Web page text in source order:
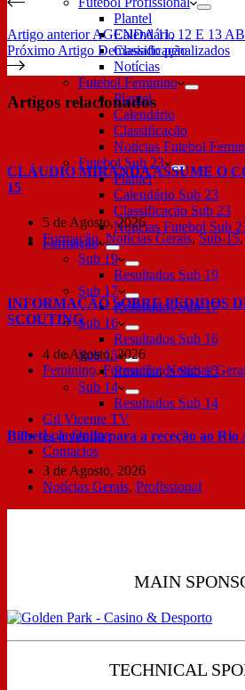
Plantel
Calendário
Classificação
Notícias
Futebol Feminino
Plantel
Calendário
Classificação
Notícias Futebol
Futebol Sub 23
Plantel
Calendário Sub 23
Classificação Sub 23
Notícias Futebol Sub
Formação
Sub 19
Resultados Sub 19
Sub 17
Resultados Sub 17
Sub 16
Resultados Sub 16
Sub 15
Resultados Sub 15
Sub 14
Resultados Sub 14
Gil Vicente TV
Loja Online
Contactos
Artigo anteriorAGENDA 11, 12 E 13
Próximo Artigo Demasiado penalizados
Artigos relacionados
CLÁUDIO MIRANDA ASSUME O
15
5 de Agosto, 2026
Formação, Notícias Gerais,Sub-15
INFORMAÇÃO SOBRE PEDIDOS
SCOUTING
4 de Agosto, 2026
Feminino,Formação,Notícias
Bilhetes à venda para a receção ao Rio
3 de Agosto, 2026
Notícias Gerais, Profissional
MAIN
TECHNICAL